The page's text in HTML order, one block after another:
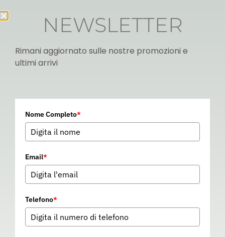
NEWSLETTER
Rimani aggiornato sulle nostre promozioni e
ultimi arrivi
Nome Completo*
Email*
Telefono*